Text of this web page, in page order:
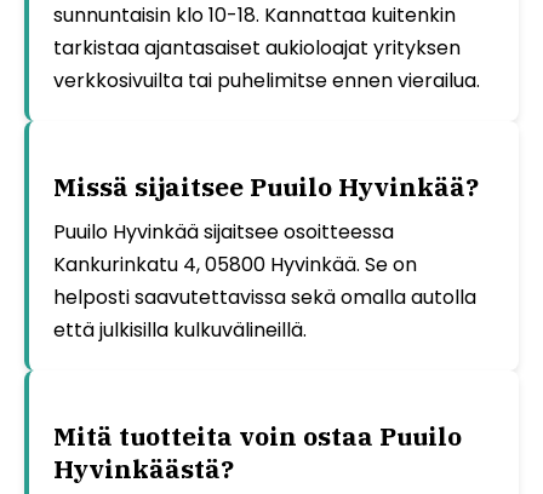
sunnuntaisin klo 10-18. Kannattaa kuitenkin
tarkistaa ajantasaiset aukioloajat yrityksen
verkkosivuilta tai puhelimitse ennen vierailua.
Missä sijaitsee Puuilo Hyvinkää?
Puuilo Hyvinkää sijaitsee osoitteessa
Kankurinkatu 4, 05800 Hyvinkää. Se on
helposti saavutettavissa sekä omalla autolla
että julkisilla kulkuvälineillä.
Mitä tuotteita voin ostaa Puuilo
Hyvinkäästä?